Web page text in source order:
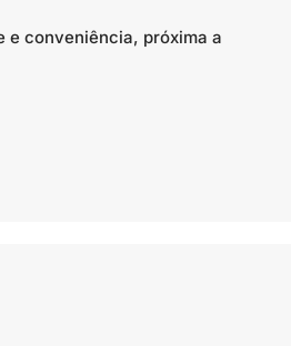
e conveniência, próxima a